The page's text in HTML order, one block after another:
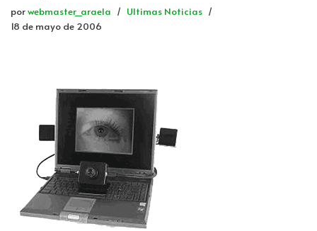
porwebmaster_araela
Ultimas Noticias
18 de mayo de 2006